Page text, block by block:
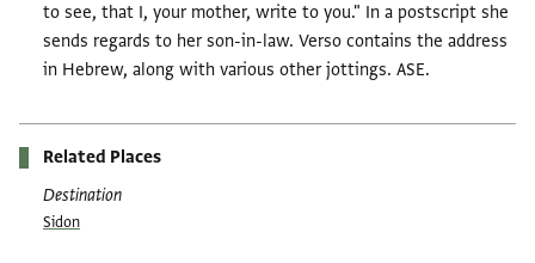
to see, that I, your mother, write to you." In a postscript she
sends regards to her son-in-law. Verso contains the address
in Hebrew, along with various other jottings. ASE.
Related Places
Destination
Sidon